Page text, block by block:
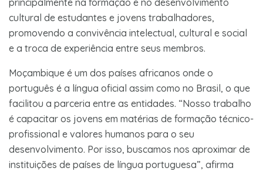
cultural de estudantes e jovens trabalhadores,
promovendo a convivência intelectual, cultural e social
e a troca de experiência entre seus membros.
Moçambique é um dos países africanos onde o
português é a língua oficial assim como no Brasil, o que
facilitou a parceria entre as entidades. “Nosso trabalho
é capacitar os jovens em matérias de formação técnico-
profissional e valores humanos para o seu
desenvolvimento. Por isso, buscamos nos aproximar de
instituições de países de língua portuguesa”, afirma